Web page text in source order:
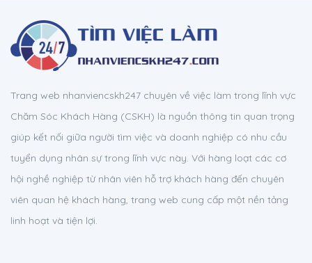
Trang web nhanviencskh247 chuyên về việc làm trong lĩnh vực
Chăm Sóc Khách Hàng (CSKH) là nguồn thông tin quan trọng
giúp kết nối giữa người tìm việc và doanh nghiệp có nhu cầu
tuyển dụng nhân sự trong lĩnh vực này. Với hàng loạt các cơ
hội nghề nghiệp từ nhân viên hỗ trợ khách hàng đến chuyên
viên quan hệ khách hàng, trang web cung cấp một nền tảng
linh hoạt và tiện lợi.